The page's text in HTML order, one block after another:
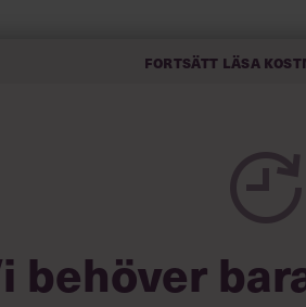
i en tid då de måste förhålla sig till
Mejlgaard Jensen, VD på Azets i
eller att se över
Fortsätt läsa
behöver